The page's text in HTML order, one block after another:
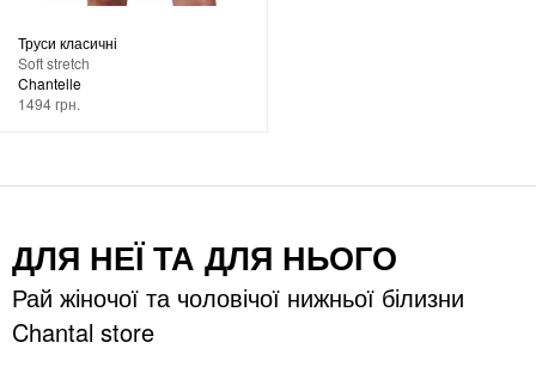
Труси класичні
Soft stretch
Chantelle
1494 грн.
ДЛЯ НЕЇ ТА ДЛЯ НЬОГО
Рай жіночої та чоловічої нижньої білизни
Chantal store